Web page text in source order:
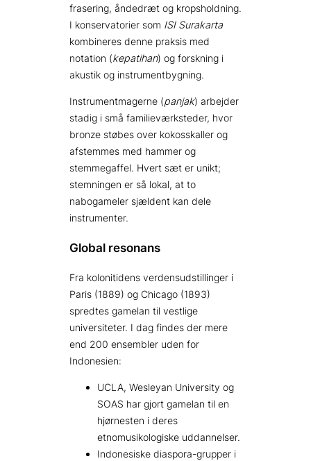
frasering, åndedræt og kropsholdning.
I konservatorier som ISI Surakarta
kombineres denne praksis med
notation (kepatihan) og forskning i
akustik og instrumentbygning.
Instrumentmagerne (panjak) arbejder
stadig i små familie­værksteder, hvor
bronze støbes over kokosskaller og
afstemmes med hammer og
stemmegaffel. Hvert sæt er unikt;
stemningen er så lokal, at to
nabogameler sjældent kan dele
instrumenter.
Global resonans
Fra kolonitidens verdensudstillinger i
Paris (1889) og Chicago (1893)
spredtes gamelan til vestlige
universiteter. I dag findes der mere
end 200 ensembler uden for
Indonesien:
UCLA, Wesleyan University og
SOAS har gjort gamelan til en
hjørnesten i deres
etnomusikologiske uddannelser.
Indonesiske diaspora-grupper i